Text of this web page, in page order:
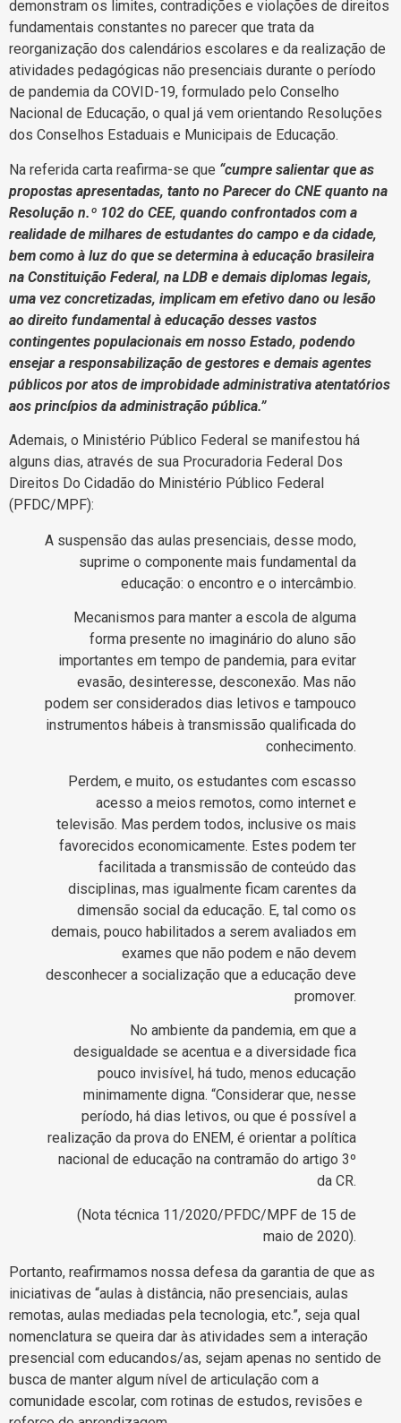
demonstram os limites, contradições e violações de direitos
fundamentais constantes no parecer que trata da
reorganização dos calendários escolares e da realização de
atividades pedagógicas não presenciais durante o período
de pandemia da COVID-19, formulado pelo Conselho
Nacional de Educação, o qual já vem orientando Resoluções
dos Conselhos Estaduais e Municipais de Educação.
Na referida carta reafirma-se que “cumpre salientar que as
propostas apresentadas, tanto no Parecer do CNE quanto na
Resolução n.º 102 do CEE, quando confrontados com a
realidade de milhares de estudantes do campo e da cidade,
bem como à luz do que se determina à educação brasileira
na Constituição Federal, na LDB e demais diplomas legais,
uma vez concretizadas, implicam em efetivo dano ou lesão
ao direito fundamental à educação desses vastos
contingentes populacionais em nosso Estado, podendo
ensejar a responsabilização de gestores e demais agentes
públicos por atos de improbidade administrativa atentatórios
aos princípios da administração pública.”
Ademais, o Ministério Público Federal se manifestou há
alguns dias, através de sua Procuradoria Federal Dos
Direitos Do Cidadão do Ministério Público Federal
(PFDC/MPF):
­A suspensão das aulas presenciais, desse modo,
suprime o componente mais fundamental da
educação: o encontro e o intercâmbio.
Mecanismos para manter a escola de alguma
forma presente no imaginário do aluno são
importantes em tempo de pandemia, para evitar
evasão, desinteresse, desconexão. Mas não
podem ser considerados dias letivos e tampouco
instrumentos hábeis à transmissão qualificada do
conhecimento.
Perdem, e muito, os estudantes com escasso
acesso a meios remotos, como internet e
televisão. Mas perdem todos, inclusive os mais
favorecidos economicamente. Estes podem ter
facilitada a transmissão de conteúdo das
disciplinas, mas igualmente ficam carentes da
dimensão social da educação. E, tal como os
demais, pouco habilitados a serem avaliados em
exames que não podem e não devem
desconhecer a socialização que a educação deve
promover.
No ambiente da pandemia, em que a
desigualdade se acentua e a diversidade fica
pouco invisível, há tudo, menos educação
minimamente digna. “Considerar que, nesse
período, há dias letivos, ou que é possível a
realização da prova do ENEM, é orientar a política
nacional de educação na contramão do artigo 3º
da CR.
(Nota técnica 11/2020/PFDC/MPF de 15 de
maio de 2020).
Portanto, reafirmamos nossa defesa da garantia de que as
iniciativas de “aulas à distância, não presenciais, aulas
remotas, aulas mediadas pela tecnologia, etc.”, seja qual
nomenclatura se queira dar às atividades sem a interação
presencial com educandos/as, sejam apenas no sentido de
busca de manter algum nível de articulação com a
comunidade escolar, com rotinas de estudos, revisões e